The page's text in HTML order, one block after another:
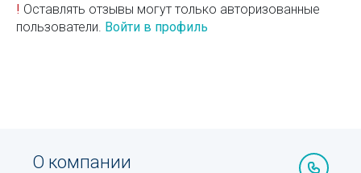
! Оставлять отзывы могут только авторизованные
пользователи. Войти в профиль
О компании